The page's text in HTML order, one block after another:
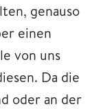
genauso
einen
von uns
Da die
oder an der